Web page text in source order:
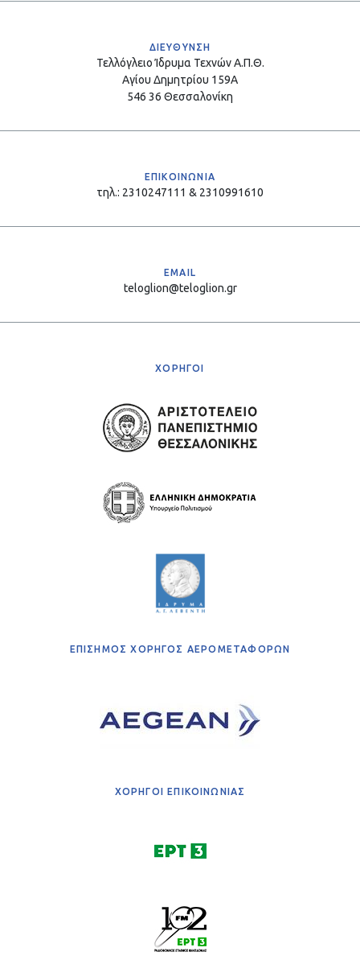
ΔΙΕΥΘΥΝΣΗ
Τελλόγλειο Ίδρυμα Τεχνών Α.Π.Θ.
Αγίου Δημητρίου 159Α
546 36 Θεσσαλονίκη
ΕΠΙΚΟΙΝΩΝΙΑ
τηλ.: 2310247111 & 2310991610
EMAIL
teloglion@teloglion.gr
ΧΟΡΗΓΟΙ
ΕΠΙΣΗΜΟΣ ΧΟΡΗΓΟΣ ΑΕΡΟΜΕΤΑΦΟΡΩΝ
ΧΟΡΗΓΟΙ ΕΠΙΚΟΙΝΩΝΙΑΣ